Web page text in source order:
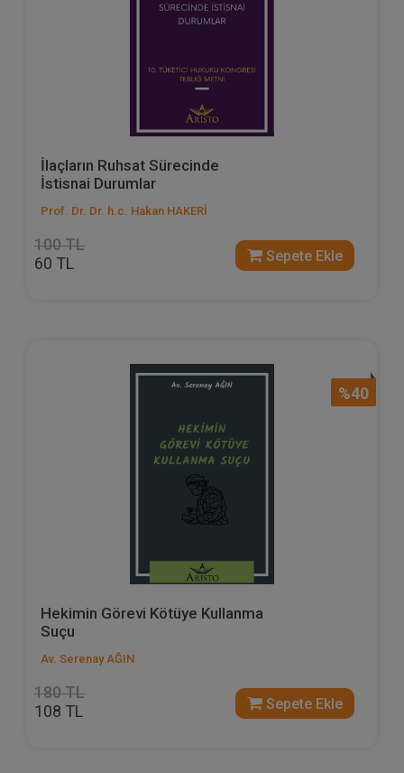
İlaçların Ruhsat Sürecinde
İstisnai Durumlar
Prof. Dr. Dr. h.c. Hakan HAKERİ
100 TL
60 TL Sepete Ekle
%40
Hekimin Görevi Kötüye Kullanma
Suçu
Av. Serenay AĞIN
180 TL
108 TL Sepete Ekle